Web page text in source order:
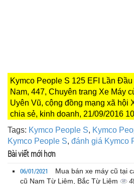
Kymco People S 125 EFI Lần
Nam, 447, Chuyên trang Xe Máy
Uyên Vũ, cộng đồng mạng xã hội
chia sẻ, kinh doanh, 21/09/2016
Tags: Kymco People S, Kymco
Kymco People S, đánh giá Kymco
Bài viết mới hơn
06/01/2021
Mua bán xe máy cũ tại
cũ Nam Từ Liêm, Bắc Từ Liêm